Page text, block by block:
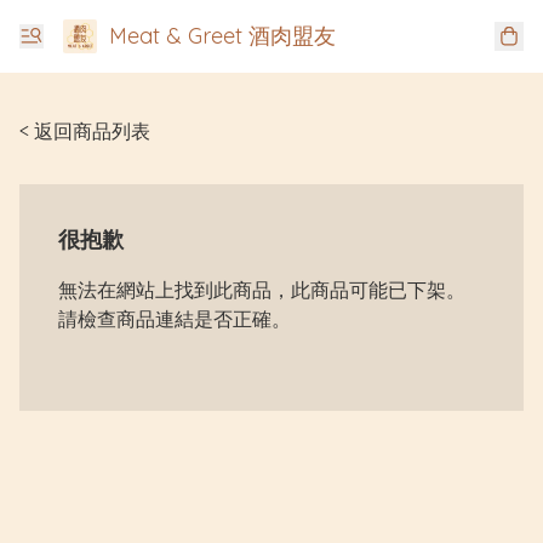
Meat & Greet 酒肉盟友
< 返回商品列表
很抱歉
無法在網站上找到此商品，此商品可能已下架。
請檢查商品連結是否正確。